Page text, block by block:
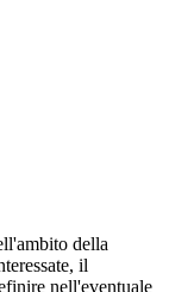
della
il
nell'eventuale